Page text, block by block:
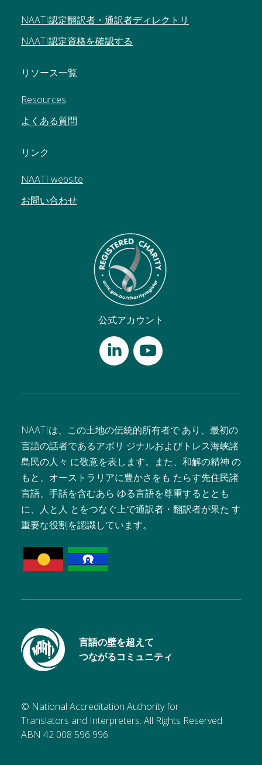
NAATI認定翻訳者・通訳者ディレクトリ
NAATI認定資格を確認する
リソース一覧
Resources
よくある質問
リンク
NAATI website
お問い合わせ
公式アカウント
NAATIは、この土地の伝統的所有者で あり、最初の
言語の話者であるアボリ ジナルおよびトレス海峡諸
島民の人々 に敬意を表します。また、和解の精神 の
もと、オーストラリアに豊かさをも たらす先住民諸
言語、手話を含むあら ゆる言語を尊重するととも
に、人と人 とをつなぐ上で通訳者・翻訳者が果た す
重要な役割を認識しています。
言語の壁を超えて
つながるコミュニティ
© National Accreditation Authority for
Translators and Interpreters. All Rights Reserved
ABN 42 008 596 996